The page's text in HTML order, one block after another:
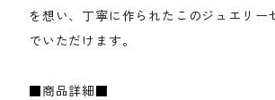
を想い、丁寧に作られたこのジュエリー
でいただけます。
■商品詳細■